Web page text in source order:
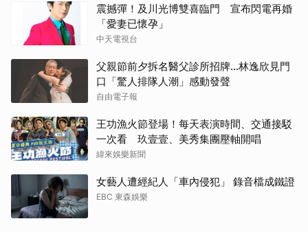
震撼彈！及川光博雙喜臨門 宣布閃電再婚
「愛妻已懷孕」
中天電視台
父親節前夕拆名醫父診所招牌...林逸欣見門
口「驚人排隊人潮」感動發聲
自由電子報
王功漁火節登場！每天表演時間、交通接駁
一次看 玖壹壹、美秀集團壓軸開唱
緯來娛樂新聞
女藝人遭經紀人「車內侵犯」 錄音檔成鐵證
EBC 東森娛樂